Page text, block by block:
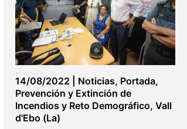
14/08/2022 Noticias, Portada,
Prevención y Extinción de
Incendios y Reto Demográfico, Vall
d'Ebo (La)